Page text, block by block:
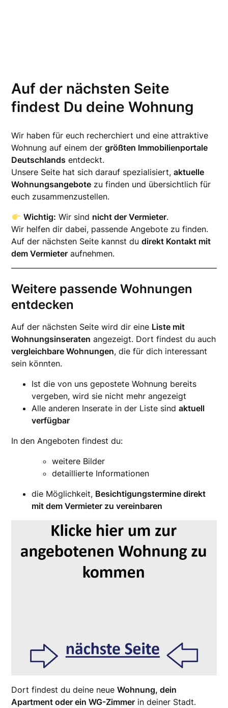
Auf der nächsten Seite
findest Du deine Wohnung
Wir haben für euch recherchiert und eine attraktive
Wohnung auf einem dergrößten Immobilienportale
Deutschlands entdeckt.
Unsere Seite hat sich darauf spezialisiert,aktuelle
Wohnungsangebote zu finden und übersichtlich für
euch zusammenzustellen.
Wichtig: Wir sind nicht der Vermieter.
Wir helfen dir dabei, passende Angebote zu finden.
Auf der nächsten Seite kannst dudirekt Kontakt mit
dem Vermieter aufnehmen.
Weitere passende Wohnungen
entdecken
Auf der nächsten Seite wird dir eine Liste mit
Wohnungsinseraten angezeigt. Dort findest du auch
vergleichbare Wohnungen, die für dich interessant
sein könnten.
Ist die von uns gepostete Wohnung bereits
vergeben, wird sie nicht mehr angezeigt
Alle anderen Inserate in der Liste sindaktuell
verfügbar
In den Angeboten findest du:
weitere Bilder
detaillierte Informationen
die Möglichkeit, Besichtigungstermine direkt
mit dem Vermieter zu vereinbaren
Dort findest du deine neueWohnung, dein
Apartment oder ein WG-Zimmer in deiner Stadt.